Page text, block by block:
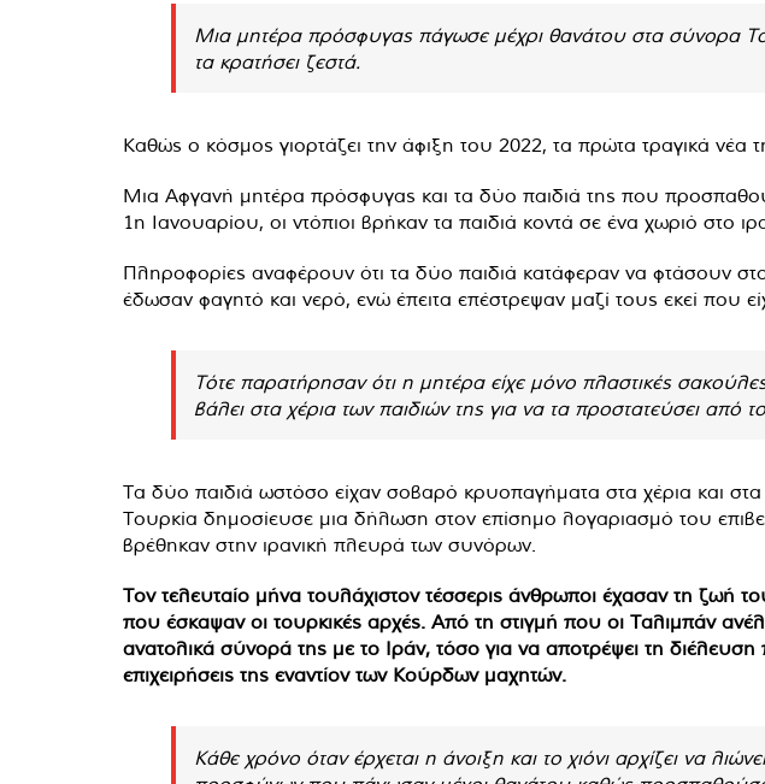
Μια μητέρα πρόσφυγας πάγωσε μέχρι θανάτου στα σύνορα
τα κρατήσει ζεστά.
Καθώς ο κόσμος γιορτάζει την άφιξη του 2022, τα πρώτα τραγικά νέα
Μια Αφγανή μητέρα πρόσφυγας και τα δύο παιδιά της που
1η Ιανουαρίου, οι ντόπιοι βρήκαν τα παιδιά κοντά σε ένα χωριό στο
Πληροφορίες αναφέρουν ότι τα δύο παιδιά κατάφεραν να φτάσουν
έδωσαν φαγητό και νερό, ενώ έπειτα επέστρεψαν μαζί τους εκεί που
Τότε παρατήρησαν ότι η μητέρα είχε μόνο πλαστικές σακούλες
βάλει στα χέρια των παιδιών της για να τα προστατεύσει από
Τα δύο παιδιά ωστόσο είχαν σοβαρό κρυοπαγήματα στα χέρια και
Τουρκία δημοσίευσε μια δήλωση στον επίσημο λογαριασμό του
βρέθηκαν στην ιρανική πλευρά των συνόρων.
Τον τελευταίο μήνα τουλάχιστον τέσσερις άνθρωποι έχασαν τη ζωή
που έσκαψαν οι τουρκικές αρχές. Από τη στιγμή που οι Ταλιμπάν
ανατολικά σύνορά της με το Ιράν, τόσο για να αποτρέψει τη διέλευση
επιχειρήσεις της εναντίον των Κούρδων μαχητών.
Κάθε χρόνο όταν έρχεται η άνοιξη και το χιόνι αρχίζει να